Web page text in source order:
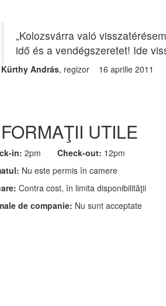
„Kolozsvárra való
idő és a vendégszeretet! Ide
Kürthy András, regizor 16 aprilie 2011
UTILE
in: 2pm Check-out: 12pm
Nu este permis în camere
Contra cost, în limita disponibilităţii
de companie: Nu sunt acceptate